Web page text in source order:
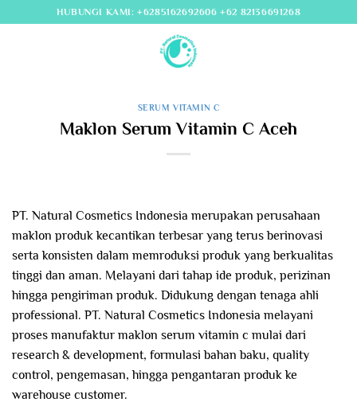
to
HUBUNGI KAMI: +6285162692606 +62 82136691268
SERUM VITAMIN C
Maklon Serum Vitamin C Aceh
PT. Natural Cosmetics Indonesia merupakan perusahaan
maklon produk kecantikan terbesar yang terus berinovasi
serta konsisten dalam memroduksi produk yang berkualitas
tinggi dan aman. Melayani dari tahap ide produk, perizinan
hingga pengiriman produk. Didukung dengan tenaga ahli
professional. PT. Natural Cosmetics Indonesia melayani
proses manufaktur maklon serum vitamin c mulai dari
research & development, formulasi bahan baku, quality
control, pengemasan, hingga pengantaran produk ke
warehouse customer.